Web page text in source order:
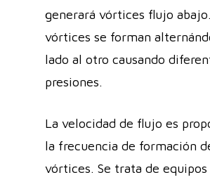
generará vórtices flujo
vórtices se forman
lado al otro causando
presiones.
La velocidad de flujo es
la frecuencia de formación
vórtices. Se trata de